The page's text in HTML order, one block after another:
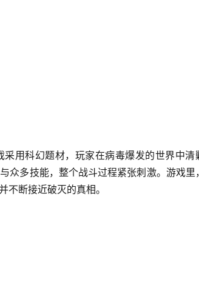
用科幻题材，玩家在病毒爆发的世界中清
众多技能，整个战斗过程紧张刺激。游戏里
断接近破灭的真相。